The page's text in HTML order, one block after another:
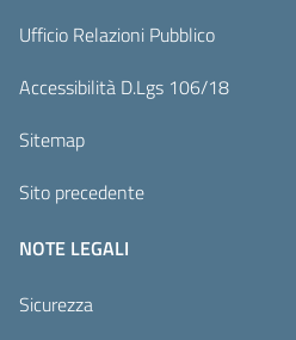
Ufficio Relazioni Pubblico
Accessibilità D.Lgs 106/18
Sitemap
Sito precedente
NOTE LEGALI
Sicurezza